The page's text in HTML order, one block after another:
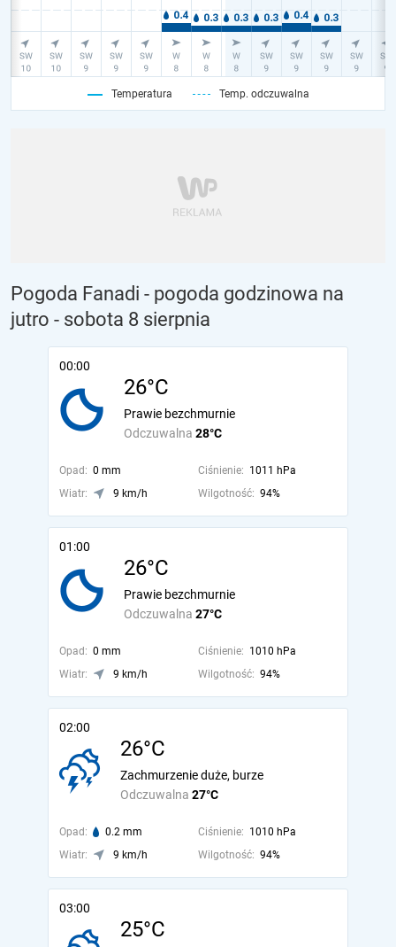
Temperatura Temp. odczuwalna
Pogoda Fanadi - pogoda godzinowa na
jutro - sobota 8 sierpnia
00:00
26°C
Odczuwalna 28°C
Prawie bezchmurnie
Opad: 0 mm Ciśnienie: 1011 hPa
Wiatr:
9 km/h Wilgotność: 94%
01:00
26°C
Odczuwalna 27°C
Prawie bezchmurnie
Opad: 0 mm Ciśnienie: 1010 hPa
Wiatr:
9 km/h Wilgotność: 94%
02:00
26°C
Odczuwalna 27°C
Zachmurzenie duże, burze
Opad: 0.2 mm Ciśnienie: 1010 hPa
Wiatr:
9 km/h Wilgotność: 94%
03:00
25°C